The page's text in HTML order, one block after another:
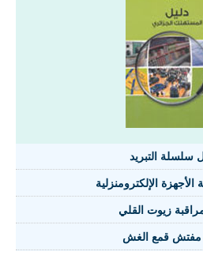
سلسلة التبريد
الأجهزة الإلكترومنزلية
زيوت القلي
مفتش قمع الغش